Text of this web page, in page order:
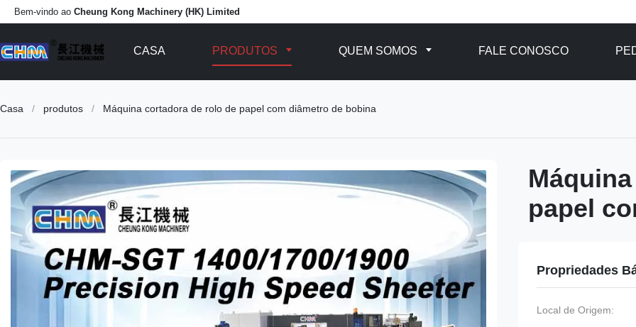
Bem-vindo ao Cheung Kong Machinery (HK) Limited
CASA PRODUTOS QUEM SOMOS FALE CONOSCO
Casa / produtos / Máquina cortadora de rolo de papel com diâmetro de bobina
papel
Propriedades
Local de Origem: